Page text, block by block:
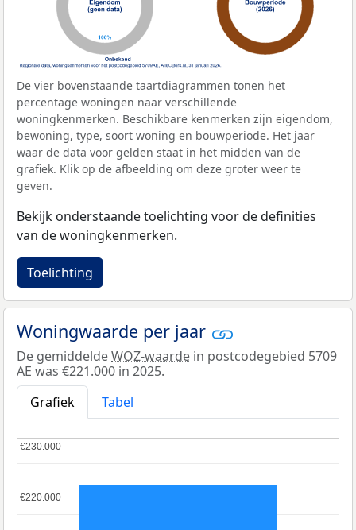
De vier bovenstaande taartdiagrammen tonen het
percentage woningen naar verschillende
woningkenmerken. Beschikbare kenmerken zijn eigendom,
bewoning, type, soort woning en bouwperiode. Het jaar
waar de data voor gelden staat in het midden van de
grafiek. Klik op de afbeelding om deze groter weer te
geven.
Bekijk onderstaande toelichting voor de definities
van de woningkenmerken.
Toelichting
Woningwaarde per jaar
De gemiddeldeWOZ-waarde in postcodegebied 5709
AE was €221.000 in 2025.
Grafiek
Tabel
€220.000
€220.000
€230.000
€230.000